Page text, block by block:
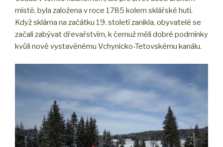
místě, byla založena v roce 1785 kolem sklářské huti.
Když sklárna na začátku 19. století zanikla, obyvatelé se
začali zabývat dřevařstvím, k čemuž měli dobré podmínky
kvůli nově vystavěnému Vchynicko-Tetovskému kanálu.